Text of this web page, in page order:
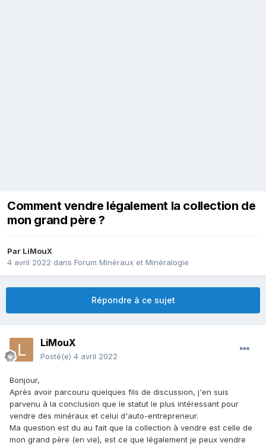
Comment vendre légalement la collection de
mon grand père ?
Par LiMouX
4 avril 2022 dans Forum Minéraux et Minéralogie
Répondre à ce sujet
LiMouX
Posté(e) 4 avril 2022
Bonjour,
Après avoir parcouru quelques fils de discussion, j'en suis
parvenu à la conclusion que le statut le plus intéressant pour
vendre des minéraux et celui d'auto-entrepreneur.
Ma question est du au fait que la collection à vendre est celle de
mon grand père (en vie), est ce que légalement je peux vendre